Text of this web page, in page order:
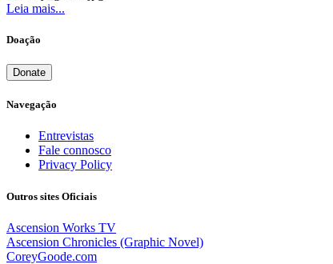
Leia mais...
Doação
Donate
Navegação
Entrevistas
Fale connosco
Privacy Policy
Outros sites Oficiais
Ascension Works TV
Ascension Chronicles (Graphic Novel)
CoreyGoode.com